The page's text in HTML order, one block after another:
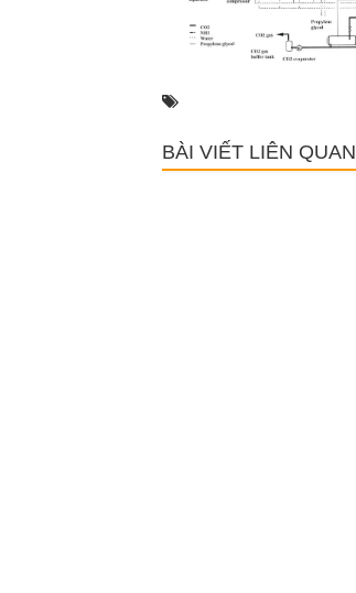
BÀI VIẾT LIÊN QUAN